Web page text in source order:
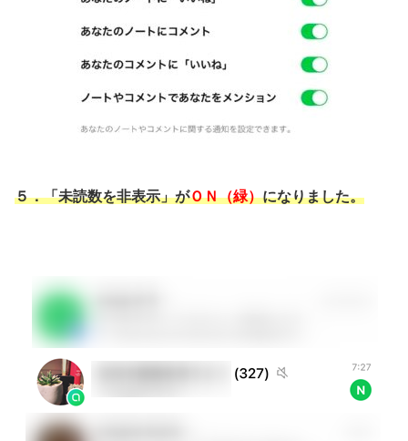
５．「未読数を非表示」がＯＮ（緑）になりました。